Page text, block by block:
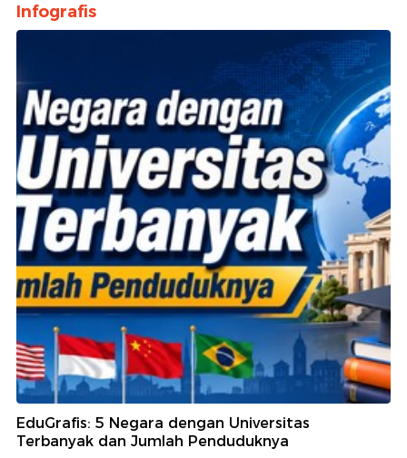
Infografis
EduGrafis: 5 Negara dengan Universitas
Terbanyak dan Jumlah Penduduknya